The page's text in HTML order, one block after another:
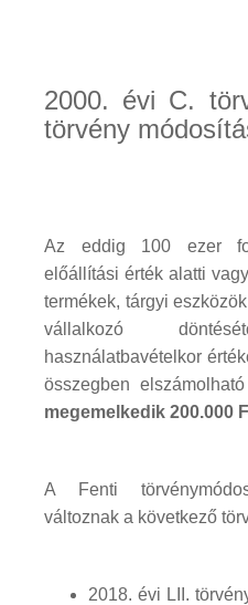
2000. évi C.
törvény
Az eddig 100 ezer
előállítási érték alatti
termékek, tárgyi
vállalkozó
használatbavételkor
összegben
megemelkedik 200.000
A Fenti
változnak a következő
2018. évi LII.